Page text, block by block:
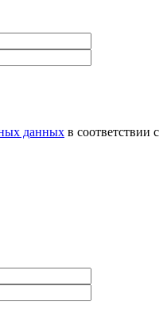
данных в соответствии с